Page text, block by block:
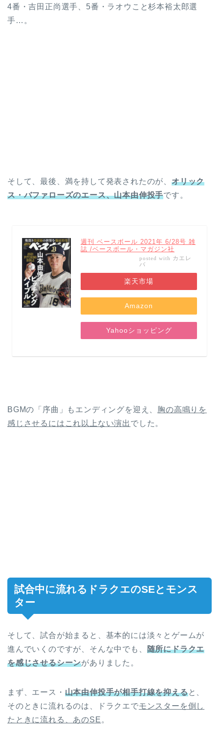
4番・吉田正尚選手、5番・ラオウこと杉本裕太郎選
手…。
そして、最後、満を持して発表されたのが、 オリック
ス・バファローズのエース、山本由伸投手です。
週刊 ベースボール 2021年 6/28号 雑
誌 /ベースボール・マガジン社
posted with カエレ
バ
楽天市場
Amazon
Yahooショッピング
BGMの「序曲」もエンディングを迎え、
胸の高鳴りを
感じさせるにはこれ以上ない演出 でした。
試合中に流れるドラクエのSEとモンス
ター
そして、試合が始まると、基本的には淡々とゲームが
進んでいくのですが、そんな中でも、 随所にドラクエ
を感じさせるシーンがありました。
まず、エース・ 山本由伸投手が相手打線を抑えると、
そのときに流れるのは、ドラクエでモンスターを倒し
たときに流れる、あのSE 。